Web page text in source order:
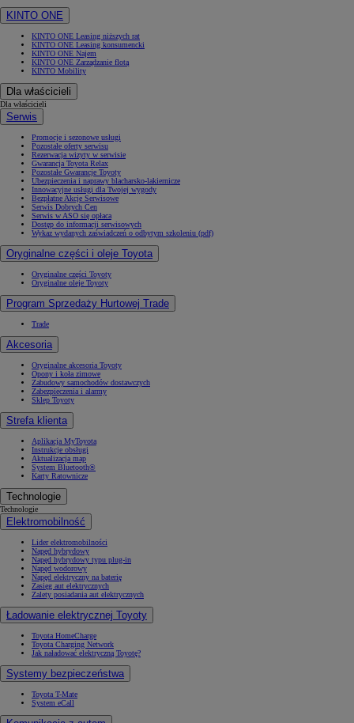
KINTO ONE
KINTO ONE Leasing niższych rat
KINTO ONE Leasing konsumencki
KINTO ONE Najem
KINTO ONE Zarządzanie flotą
KINTO Mobility
Dla właścicieli
Dla właścicieli
Serwis
Promocje i sezonowe usługi
Pozostałe oferty serwisu
Rezerwacja wizyty w serwisie
Gwarancja Toyota Relax
Pozostałe Gwarancje Toyoty
Ubezpieczenia i naprawy blacharsko-lakiernicze
Innowacyjne usługi dla Twojej wygody
Bezpłatne Akcje Serwisowe
Serwis Dobrych Cen
Serwis w ASO się opłaca
Dostęp do informacji serwisowych
Wykaz wydanych zaświadczeń o odbytym szkoleniu (pdf)
Oryginalne części i oleje Toyota
Oryginalne części Toyoty
Oryginalne oleje Toyoty
Program Sprzedaży Hurtowej Trade
Trade
Akcesoria
Oryginalne akcesoria Toyoty
Opony i koła zimowe
Zabudowy samochodów dostawczych
Zabezpieczenia i alarmy
Sklep Toyoty
Strefa klienta
Aplikacja MyToyota
Instrukcje obsługi
Aktualizacja map
System Bluetooth®
Karty Ratownicze
Technologie
Technologie
Elektromobilność
Lider elektromobilności
Napęd hybrydowy
Napęd hybrydowy typu plug-in
Napęd wodorowy
Napęd elektryczny na baterię
Zasięg aut elektrycznych
Zalety posiadania aut elektrycznych
Ładowanie elektrycznej Toyoty
Toyota HomeCharge
Toyota Charging Network
Jak naładować elektryczną Toyotę?
Systemy bezpieczeństwa
Toyota T-Mate
System eCall